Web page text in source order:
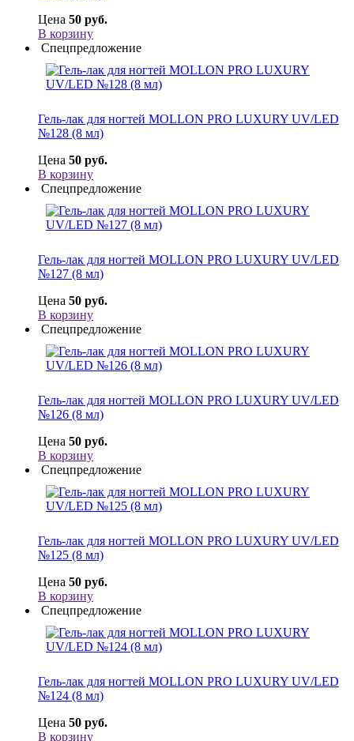
Цена 50 руб.
В корзину
Спецпредложение
Гель-лак для ногтей MOLLON PRO LUXURY UV/LED
№128 (8 мл)
Цена 50 руб.
В корзину
Спецпредложение
Гель-лак для ногтей MOLLON PRO LUXURY UV/LED
№127 (8 мл)
Цена 50 руб.
В корзину
Спецпредложение
Гель-лак для ногтей MOLLON PRO LUXURY UV/LED
№126 (8 мл)
Цена 50 руб.
В корзину
Спецпредложение
Гель-лак для ногтей MOLLON PRO LUXURY UV/LED
№125 (8 мл)
Цена 50 руб.
В корзину
Спецпредложение
Гель-лак для ногтей MOLLON PRO LUXURY UV/LED
№124 (8 мл)
Цена 50 руб.
В корзину